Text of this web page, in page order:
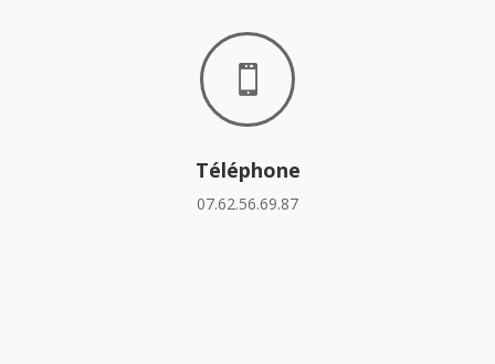

Téléphone
07.62.56.69.87